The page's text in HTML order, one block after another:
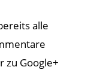
alle
zu Google+